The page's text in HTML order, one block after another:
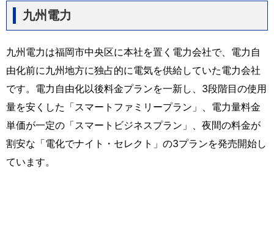
九州電力
九州電力は福岡市中央区に本社を置く電力会社で、電力自
由化前に九州地方に独占的に電気を供給していた電力会社
です。電力自由化以後料金プランを一新し、3段階目の使用
量を安くした「スマートファミリープラン」、電力量料金
単価が一定の「スマートビジネスプラン」、夜間の料金が
割安な「電化でナイト・セレクト」の3プランを発売開始し
ています。